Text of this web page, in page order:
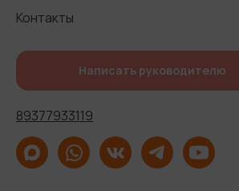
Контакты
Написать руководителю
89377933119